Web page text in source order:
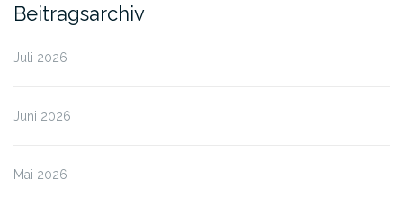
Beitragsarchiv
Juli 2026
Juni 2026
Mai 2026